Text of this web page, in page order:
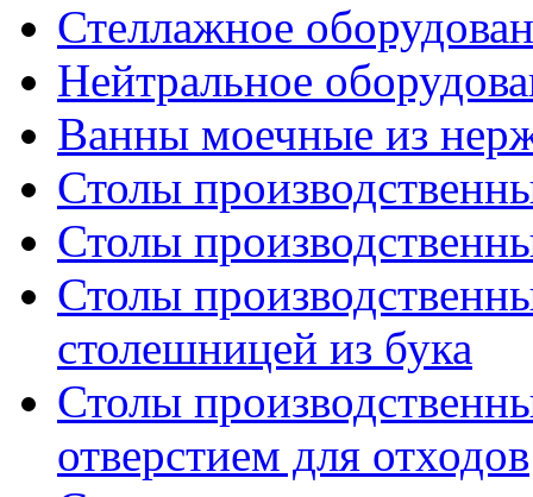
Стеллажное
Нейтральное
Ванны моечные из
Столы
Столы
Столы
столешницей из бука
Столы
отверстием для отходов